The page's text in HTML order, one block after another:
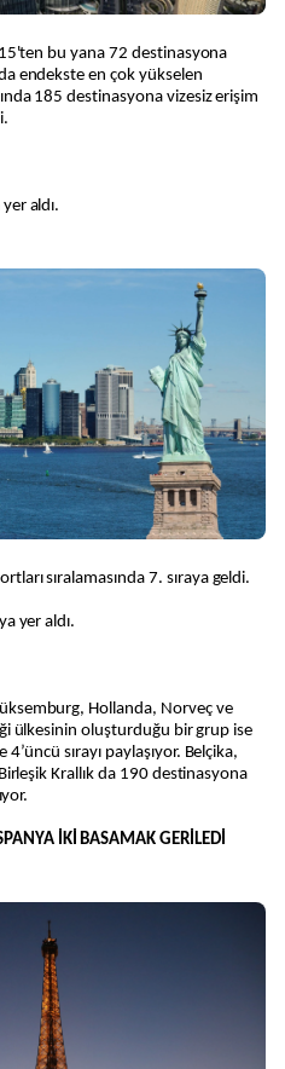
bu yana 72 destinasyona
endekste en çok yükselen
185 destinasyona vizesiz erişim
aldı.
sıralamasında 7. sıraya geldi.
yer aldı.
Hollanda, Norveç ve
ülkesinin oluşturduğu bir grup ise
sırayı paylaşıyor. Belçika,
Krallık da 190 destinasyona
İKİ BASAMAK GERİLEDİ